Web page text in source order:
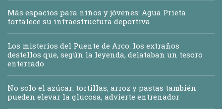
Más espacios para niños y jóvenes: Agua Prieta
fortalece su infraestructura deportiva
Los misterios del Puente de Arco: los extraños
destellos que, según la leyenda, delataban un tesoro
enterrado
No solo el azúcar: tortillas, arroz y pastas también
pueden elevar la glucosa, advierte entrenador